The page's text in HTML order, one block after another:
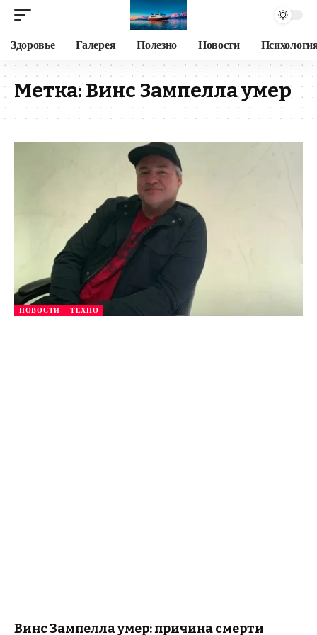
Здоровье Галерея Полезно Новости
Метка: Винс Зампелла умер
НОВОСТИ ТЕХНО
Винс Зампелла умер: причина смерти